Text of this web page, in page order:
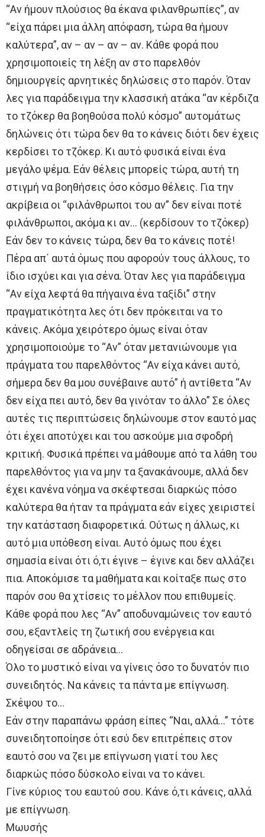
“Αν ήμουν πλούσιος θα έκανα φιλανθρωπίες”, αν
“είχα πάρει μια άλλη απόφαση, τώρα θα ήμουν
καλύτερα”, αν – αν – αν – αν. Κάθε φορά που
χρησιμοποιείς τη λέξη αν στο παρελθόν
δημιουργείς αρνητικές δηλώσεις στο παρόν. Όταν
λες για παράδειγμα την κλασσική ατάκα “αν κέρδιζα
το τζόκερ θα βοηθούσα πολύ κόσμο” αυτομάτως
δηλώνεις ότι τώρα δεν θα το κάνεις διότι δεν έχεις
κερδίσει το τζόκερ. Κι αυτό φυσικά είναι ένα
μεγάλο ψέμα. Εάν θέλεις μπορείς τώρα, αυτή τη
στιγμή να βοηθήσεις όσο κόσμο θέλεις. Για την
ακρίβεια οι “φιλάνθρωποι του αν” δεν είναι ποτέ
φιλάνθρωποι, ακόμα κι αν… (κερδίσουν το τζόκερ)
Εάν δεν το κάνεις τώρα, δεν θα το κάνεις ποτέ!
Πέρα απ΄ αυτά όμως που αφορούν τους άλλους, το
ίδιο ισχύει και για σένα. Όταν λες για παράδειγμα
“Αν είχα λεφτά θα πήγαινα ένα ταξίδι” στην
πραγματικότητα λες ότι δεν πρόκειται να το
κάνεις. Ακόμα χειρότερο όμως είναι όταν
χρησιμοποιούμε το “Αν” όταν μετανιώνουμε για
πράγματα του παρελθόντος “Αν είχα κάνει αυτό,
σήμερα δεν θα μου συνέβαινε αυτό” ή αντίθετα “Αν
δεν είχα πει αυτό, δεν θα γινόταν το άλλο” Σε όλες
αυτές τις περιπτώσεις δηλώνουμε στον εαυτό μας
ότι έχει αποτύχει και του ασκούμε μια σφοδρή
κριτική. Φυσικά πρέπει να μάθουμε από τα λάθη του
παρελθόντος για να μην τα ξανακάνουμε, αλλά δεν
έχει κανένα νόημα να σκέφτεσαι διαρκώς πόσο
καλύτερα θα ήταν τα πράγματα εάν είχες χειριστεί
την κατάσταση διαφορετικά. Ούτως η άλλως, κι
αυτό μια υπόθεση είναι. Αυτό όμως που έχει
σημασία είναι ότι ό,τι έγινε – έγινε και δεν αλλάζει
πια. Αποκόμισε τα μαθήματα και κοίταξε πως στο
παρόν σου θα χτίσεις το μέλλον που επιθυμείς.
Κάθε φορά που λες “Αν” αποδυναμώνεις τον εαυτό
σου, εξαντλείς τη ζωτική σου ενέργεια και
οδηγείσαι σε αδράνεια…
Όλο το μυστικό είναι να γίνεις όσο το δυνατόν πιο
συνειδητός. Να κάνεις τα πάντα με επίγνωση.
Σκέψου το…
Εάν στην παραπάνω φράση είπες “Ναι, αλλά…” τότε
συνειδητοποίησε ότι εσύ δεν επιτρέπεις στον
εαυτό σου να ζει με επίγνωση γιατί του λες
διαρκώς πόσο δύσκολο είναι να το κάνει.
Γίνε κύριος του εαυτού σου. Κάνε ό,τι κάνεις, αλλά
με επίγνωση.
Μωυσής